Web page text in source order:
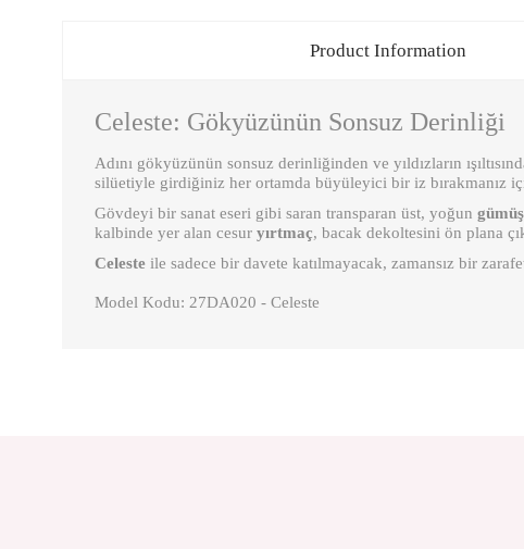
Product Information
Celeste: Gökyüzünün Sonsuz Derinliği
Adını gökyüzünün sonsuz derinliğinden ve yıldızların
silüetiyle girdiğiniz her ortamda büyüleyici bir iz bırakmanız
Gövdeyi bir sanat eseri gibi saran transparan üst, yoğun
kalbinde yer alan cesur yırtmaç, bacak dekoltesini ön plana
Celeste ile sadece bir davete katılmayacak, zamansız bir
Model Kodu: 27DA020 - Celeste